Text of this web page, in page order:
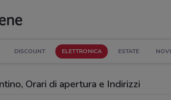
DISCOUNT ELETTRONICA ESTATE
Orari di apertura e Indirizzi